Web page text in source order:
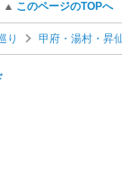
このページのTOPへ
り 甲府・湯村・昇